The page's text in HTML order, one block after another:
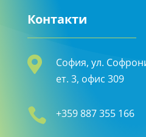
Контакти

София, ул.
ет. 3, офис 309
 +359 887 355 166